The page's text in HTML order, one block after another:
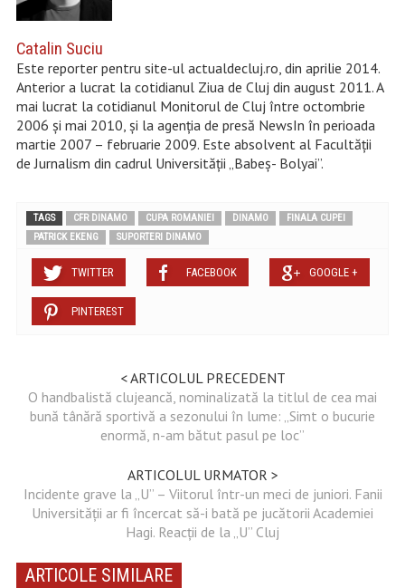
Catalin Suciu
Este reporter pentru site-ul actualdecluj.ro, din aprilie 2014.
Anterior a lucrat la cotidianul Ziua de Cluj din august 2011. A
mai lucrat la cotidianul Monitorul de Cluj între octombrie
2006 și mai 2010, şi la agenţia de presă NewsIn în perioada
martie 2007 – februarie 2009. Este absolvent al Facultății
de Jurnalism din cadrul Universităţii „Babeș- Bolyai”.
TAGS CFR DINAMO CUPA ROMANIEI DINAMO
FINALA CUPEI
PATRICK EKENG
SUPORTERI DINAMO
TWITTER FACEBOOK GOOGLE +
PINTEREST
< ARTICOLUL PRECEDENT
O handbalistă clujeancă, nominalizată la titlul de cea mai
bună tânără sportivă a sezonului în lume: „Simt o bucurie
enormă, n-am bătut pasul pe loc”
ARTICOLUL URMATOR >
Incidente grave la „U” – Viitorul într-un meci de juniori. Fanii
Universității ar fi încercat să-i bată pe jucătorii Academiei
Hagi. Reacții de la „U” Cluj
ARTICOLE SIMILARE